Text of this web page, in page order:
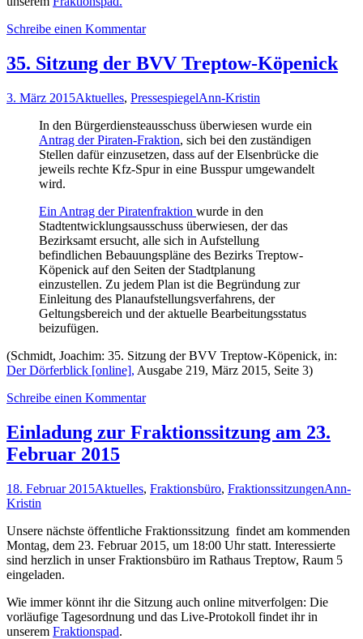
Schreibe einen Kommentar
35. Sitzung der BVV Treptow-Köpenick
3. März 2015Aktuelles, PressespiegelAnn-Kristin
In den Bürgerdiensteausschuss überwiesen wurde ein
Antrag der Piraten-Fraktion, sich bei den zuständigen
Stellen dafür einzusetzen, dass auf der Elsenbrücke die
jeweils rechte Kfz-Spur in eine Busspur umgewandelt
wird.
Ein Antrag der Piratenfraktion wurde in den
Stadtentwicklungsausschuss überwiesen, der das
Bezirksamt ersucht, alle sich in Aufstellung
befindlichen Bebauungspläne des Bezirks Treptow-
Köpenick auf den Seiten der Stadtplanung
einzustellen. Zu jedem Plan ist die Begründung zur
Einleitung des Planaufstellungsverfahrens, der
Geltungsbereich und der aktuelle Bearbeitungsstatus
beizufügen.
(Schmidt, Joachim: 35. Sitzung der BVV Treptow-Köpenick, in:
Der Dörferblick [online], Ausgabe 219, März 2015, Seite 3)
Schreibe einen Kommentar
Einladung zur Fraktionssitzung am 23.
Februar 2015
18. Februar 2015Aktuelles, Fraktionsbüro, FraktionssitzungenAnn-
Kristin
Unsere nächste öffentliche Fraktionssitzung findet am kommenden
Montag, dem 23. Februar 2015, um 18:00 Uhr statt. Interessierte
sind herzlich in unser Fraktionsbüro im Rathaus Treptow, Raum 5
eingeladen.
Wie immer könnt ihr die Sitzung auch online mitverfolgen: Die
vorläufige Tagesordnung und das Live-Protokoll findet ihr in
unserem Fraktionspad.